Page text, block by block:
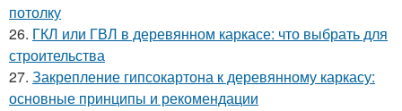
потолку
26. ГКЛ или ГВЛ в деревянном каркасе: что выбрать для
строительства
27. Закрепление гипсокартона к деревянному каркасу:
основные принципы и рекомендации